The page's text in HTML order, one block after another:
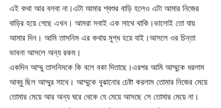
এই কথা আর বলবা না।এটা আমার শ্বশুর বাড়ি হলেও এটা আমার নিজের
বাড়ির হয়ে গেছে এখন। আমরা সবাই এক সাথে থাকি।ভালোই তো যায়
আমার দিন। আমি তাসনিম এর কথায় মুগ্ধ হয়ে যাই।আসলে ওর চিন্তা
ভাবনা আসলে অন্য রকম।
একদিন আম্মু তাসনিমকে কি বলে বকা দিতাছে।এরপর আমি আম্মুকে ধরলাম
আব্বু ছিল আম্মুর সাথে। আম্মুকে বুঝানোর চেষ্টা করলাম তোমার নিজের মেয়ে
তোমার মেয়ে আর অন্য ঘরে থেকে যে মেয়ে আসছে সে তোমার মেয়ে না।